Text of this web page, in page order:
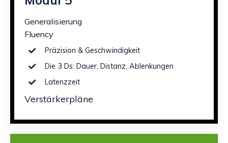
Generalisierung
Fluency
Präzision & Geschwindigkeit
Die 3 Ds: Dauer, Distanz, Ablenkungen
Latenzzeit
Verstärkerpläne